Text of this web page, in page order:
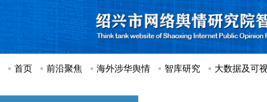
首页 前沿聚焦 海外涉华舆情 智库研究 大数据及可